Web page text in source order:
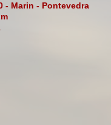
- Marin - Pontevedra